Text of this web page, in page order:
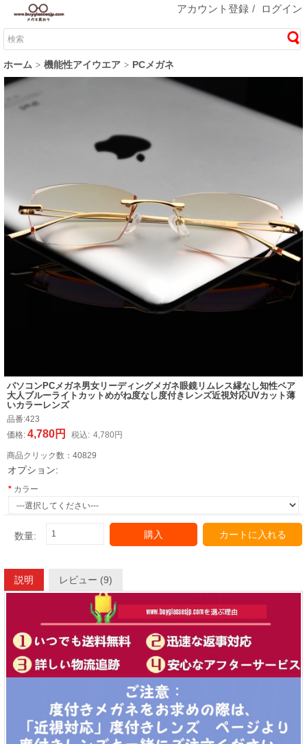
アカウント登録 / ログイン
ホーム 機能性アイウエア PCメガネ
パソコンPCメガネ男女リーディングメガネ眼鏡リムレス縁なし知性ペア
大人ブルーライトカットめがね度なし度付きレンズ近視対応UVカット薄
いカラーレンズ
品番:423
価格: 4,780円 税込: 4,780円
商品クリック数： 40829
オプション:
カラー
数量: 購入 カートに入れる
説明 レビュー (9)